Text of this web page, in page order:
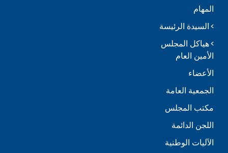
المهام
السيدة الرئيسة
هياكل المجلس
الأمين العام
الأعضاء
الجمعية العامة
مكتب المجلس
اللجن الدائمة
الآليات الوطنية